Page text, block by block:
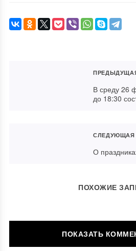
В среду 26
до 18:30
СЛЕДУЮЩАЯ
О
ПОХОЖИЕ